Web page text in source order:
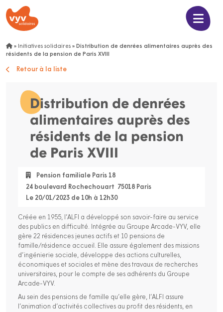
» Initiatives solidaires » Distribution de denrées alimentaires auprès des
résidents de la pension de Paris XVIII
Retour à la liste
Distribution de denrées
alimentaires auprès des
résidents de la pension
de Paris XVIII
Pension familiale Paris 18
24 boulevard Rochechouart 75018 Paris
Le 20/01/2023 de 10h à 12h30
Créée en 1955, l’ALFI a développé son savoir-faire au service
des publics en difficulté. Intégrée au Groupe Arcade-VYV, elle
gère 22 résidences jeunes actifs et 10 pensions de
famille/résidence accueil. Elle assure également des missions
d’ingénierie sociale, développe des actions culturelles,
économiques et sociales et mène des travaux de recherches
universitaires, pour le compte de ses adhérents du Groupe
Arcade-VYV.
Au sein des pensions de famille qu’elle gère, l’ALFI assure
l’animation d’activités collectives au profit des résidents, en